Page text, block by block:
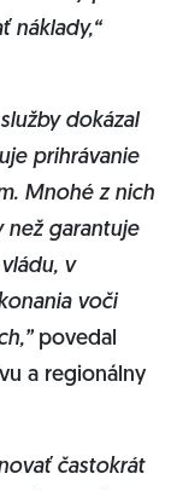
náklady,“
dokázal
prihrávanie
Mnohé z nich
než garantuje
v
voči
povedal
a regionálny
častokrát